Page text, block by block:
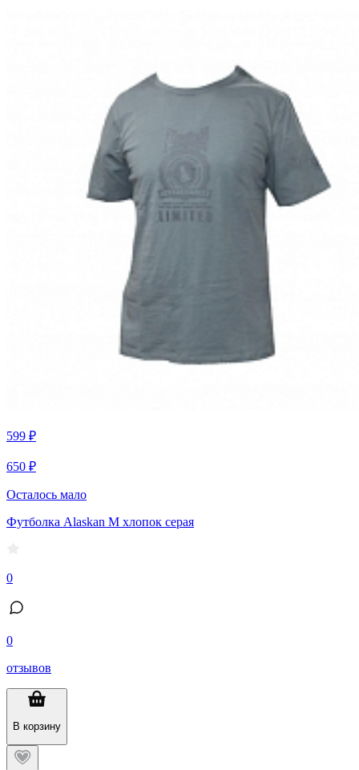
599 ₽
650 ₽
Осталось мало
Футболка Alaskan M хлопок серая
0
0
отзывов
В корзину